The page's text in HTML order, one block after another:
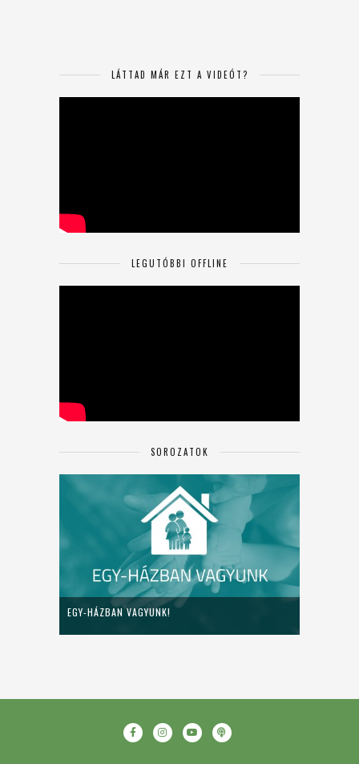
LÁTTAD MÁR EZT A VIDEÓT?
LEGUTÓBBI OFFLINE
SOROZATOK
EGY-HÁZBAN VAGYUNK!